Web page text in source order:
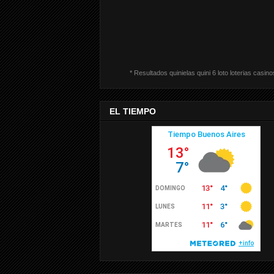
* Resultados quinielas quini 6 loto loterias
EL TIEMPO